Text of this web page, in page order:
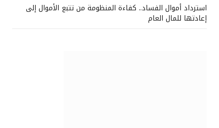
استرداد أموال الفساد.. كفاءة المنظومة من تتبع الأموال إلى
إعادتها للمال العام